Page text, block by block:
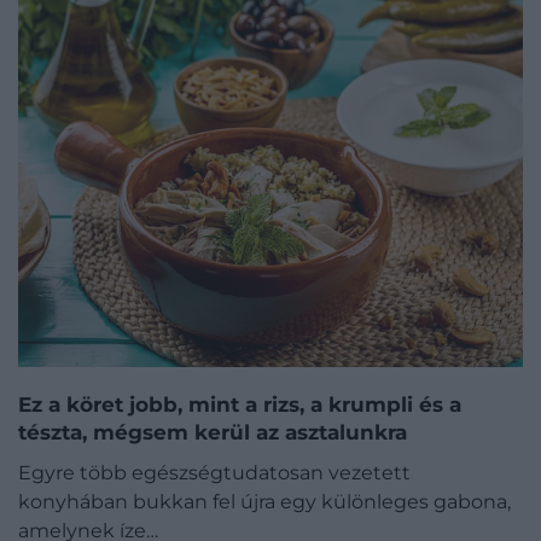
Ez a köret jobb, mint a rizs, a krumpli és a
tészta, mégsem kerül az asztalunkra
Egyre több egészségtudatosan vezetett
konyhában bukkan fel újra egy különleges gabona,
amelynek íze…